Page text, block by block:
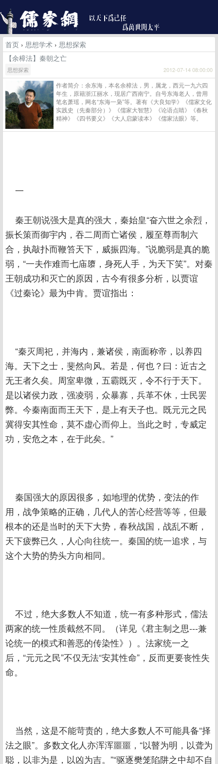
首页 › 思想学术 › 思想探索
【余樟法】秦朝之亡
思想探索 2012-07-14 08:00:00
作者简介：余东海，本名余樟法，男，属龙，西元一九六四
年生，原籍浙江丽水，现居广西南宁。自号东海老人，曾用
笔名萧瑶，网名“东海一枭”等。著有《大良知学》《儒家文化
实践史（先秦部分）》《儒家大智慧》《论语点睛》《春秋
精神》《四书要义》《大人启蒙读本》《儒家法眼》等。
一
秦王朝说强大是真的强大，秦始皇“奋六世之余烈，
振长策而御宇内，吞二周而亡诸侯，履至尊而制六
合，执敲扑而鞭笞天下，威振四海。”说脆弱是真的脆
弱，“一夫作难而七庙隳，身死人手，为天下笑”。对秦
王朝成功和灭亡的原因，古今有很多分析，以贾谊
《过秦论》最为中肯。贾谊指出：
“秦灭周祀，并海内，兼诸侯，南面称帝，以养四
海。天下之士，斐然向风。若是，何也？曰：近古之
无王者久矣。周室卑微，五霸既灭，令不行于天下。
是以诸侯力政，强凌弱，众暴寡，兵革不休，士民罢
弊。今秦南面而王天下，是上有天子也。既元元之民
冀得安其性命，莫不虚心而仰上。当此之时，专威定
功，安危之本，在于此矣。”
秦国强大的原因很多，如地理的优势，变法的作
用，战争策略的正确，几代人的苦心经营等等，但最
根本的还是当时的天下大势，春秋战国，战乱不断，
天下疲弊已久，人心向往统一。秦国的统一追求，与
这个大势的势头方向相同。
不过，绝大多数人不知道，统一有多种形式，儒法
两家的统一性质截然不同。（详见《君主制之思---兼
论统一的模式和善恶的传染性》）。法家统一之
后，“元元之民”不仅无法“安其性命”，反而更要丧性失
命。
当然，这是不能苛责的，绝大多数人不可能具备“择
法之眼”。多数文化人亦浑浑噩噩，“以瞽为明，以聋为
聪，以非为是，以凶为吉。”“驱逐樊笼陷阱之中却不自